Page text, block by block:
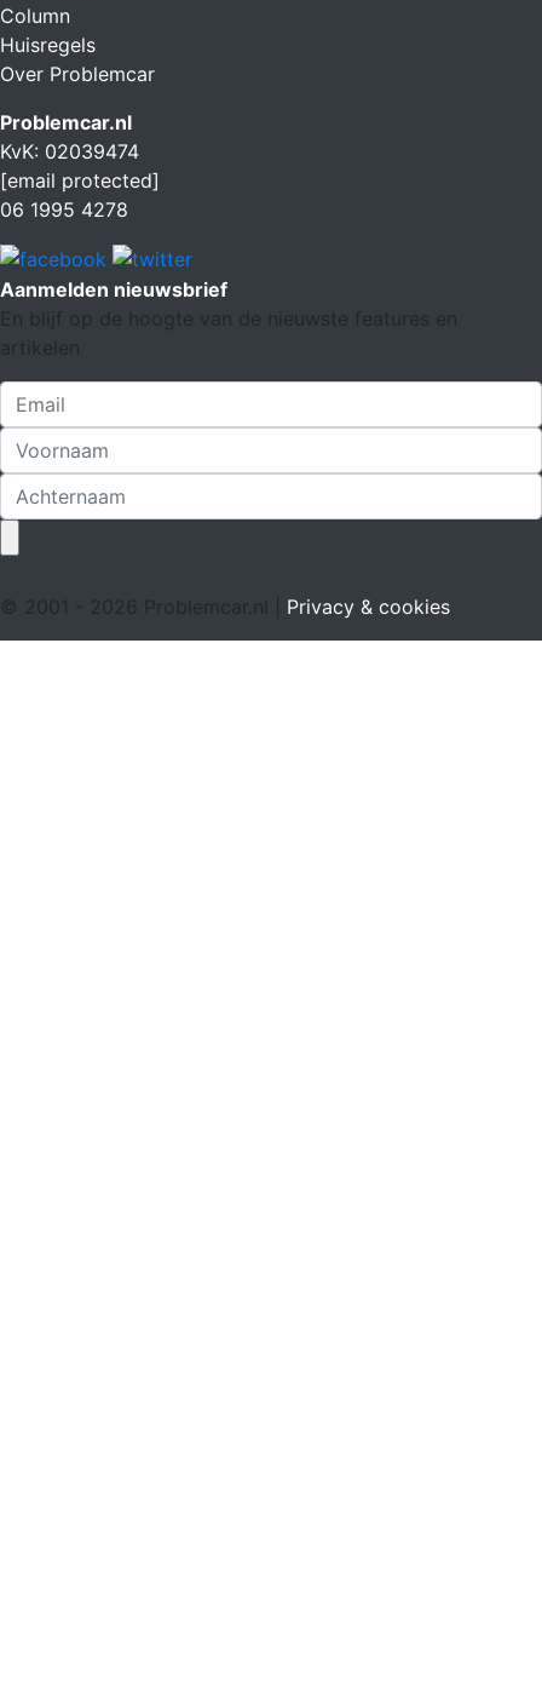
Column
Huisregels
Over Problemcar
Problemcar.nl
KvK: 02039474
[email protected]
06 1995 4278
Aanmelden nieuwsbrief
En blijf op de hoogte van de nieuwste features en
artikelen
© 2001 - 2026 Problemcar.nl | Privacy & cookies